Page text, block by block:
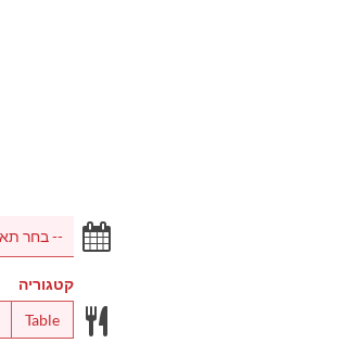
קטגוריה
Table